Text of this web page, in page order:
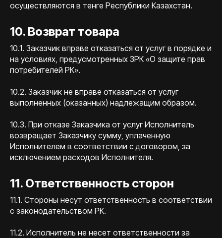
осуществляются в тенге Республики Казахстан.
10. Возврат товара
10.1. Заказчик вправе отказаться от услуг в порядке и
на условиях, предусмотренных ЗРК «О защите прав
потребителей РК».
10.2. Заказчик не вправе отказаться от услуг
выполненных (оказанных) надлежащим образом.
10.3. При отказе Заказчика от услуг Исполнитель
возвращает Заказчику сумму, уплаченную
Исполнителем в соответствии с договором, за
исключением расходов Исполнителя.
11. Ответственность сторон
11.1. Стороны несут ответственность в соответствии
с законодательством РК.
11.2. Исполнитель не несет ответственности за